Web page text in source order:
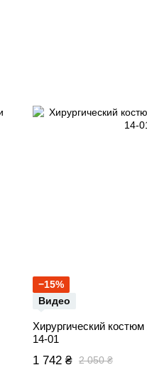
−15%
Видео
Хирургический
14-01
2 050 ₴
1 742 ₴